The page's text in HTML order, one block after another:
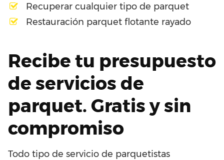
Recuperar cualquier tipo de parquet
Restauración parquet flotante rayado
Recibe tu presupuesto
de servicios de
parquet. Gratis y sin
compromiso
Todo tipo de servicio de parquetistas